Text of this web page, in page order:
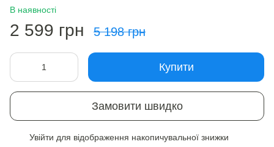
В наявності
2 599 грн 5 198 грн
Купити
Замовити швидко
Увійти для відображення накопичувальної знижки